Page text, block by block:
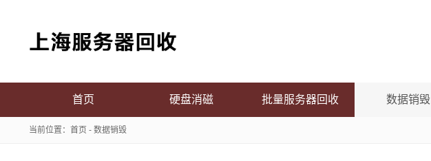
首页 硬盘消磁 批量服务器回收 数据销毁
当前位置： 首页 - 数据销毁